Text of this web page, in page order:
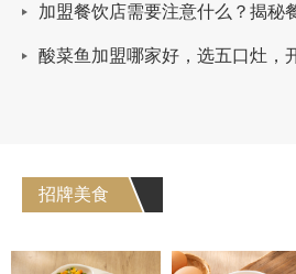
加盟餐饮店需要注意什么？揭秘
行业投资的细节和秘诀！
酸菜鱼加盟哪家好，选五口灶，
招牌美食